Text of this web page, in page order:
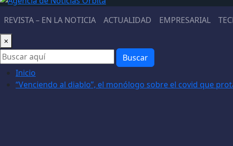
REVISTA – EN LA NOTICIA ACTUALIDAD EMPRESARIAL
×
Buscar
Inicio
“Venciendo al diablo”, el monólogo sobre el covid que